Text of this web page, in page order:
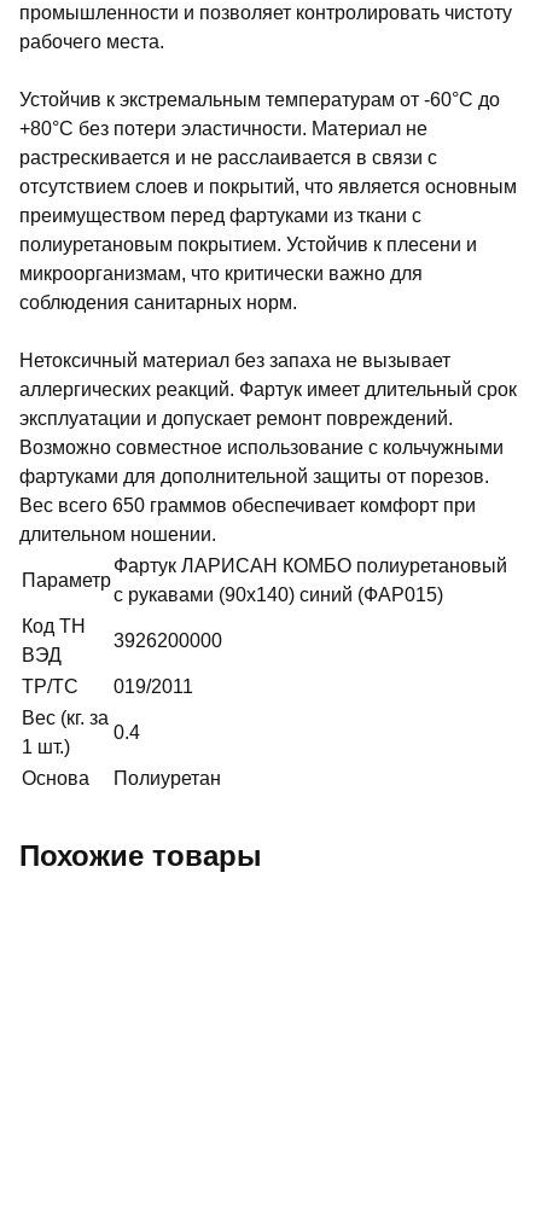
промышленности и позволяет контролировать чистоту
рабочего места.
Устойчив к экстремальным температурам от -60°C до
+80°C без потери эластичности. Материал не
растрескивается и не расслаивается в связи с
отсутствием слоев и покрытий, что является основным
преимуществом перед фартуками из ткани с
полиуретановым покрытием. Устойчив к плесени и
микроорганизмам, что критически важно для
соблюдения санитарных норм.
Нетоксичный материал без запаха не вызывает
аллергических реакций. Фартук имеет длительный срок
эксплуатации и допускает ремонт повреждений.
Возможно совместное использование с кольчужными
фартуками для дополнительной защиты от порезов.
Вес всего 650 граммов обеспечивает комфорт при
длительном ношении.
Параметр
Фартук ЛАРИСАН КОМБО полиуретановый
с рукавами (90х140) синий (ФАР015)
Код ТН
ВЭД
3926200000
ТР/ТС
019/2011
Вес (кг. за
1 шт.)
0.4
Основа Полиуретан
Похожие товары